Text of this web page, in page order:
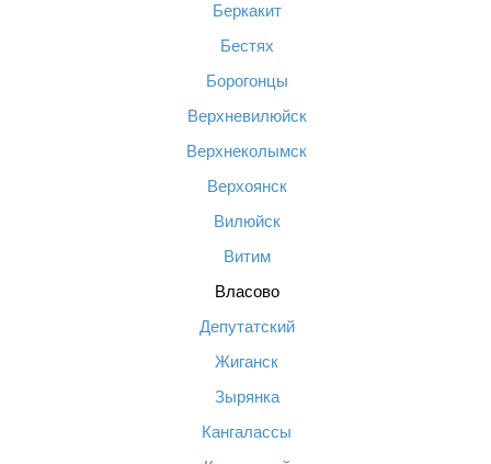
Беркакит
Бестях
Борогонцы
Верхневилюйск
Верхнеколымск
Верхоянск
Вилюйск
Витим
Власово
Депутатский
Жиганск
Зырянка
Кангалассы